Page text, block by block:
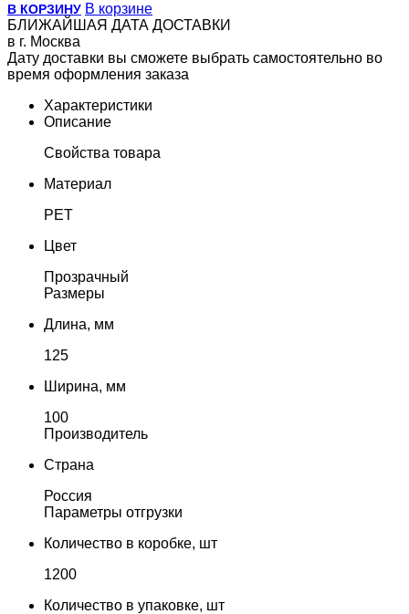
В КОРЗИНУ В корзине
БЛИЖАЙШАЯ ДАТА ДОСТАВКИ
в г. Москва
Дату доставки вы сможете выбрать самостоятельно во
время оформления заказа
Характеристики
Описание
Свойства товара
Материал
PET
Цвет
Прозрачный
Размеры
Длина, мм
125
Ширина, мм
100
Производитель
Страна
Россия
Параметры отгрузки
Количество в коробке, шт
1200
Количество в упаковке, шт